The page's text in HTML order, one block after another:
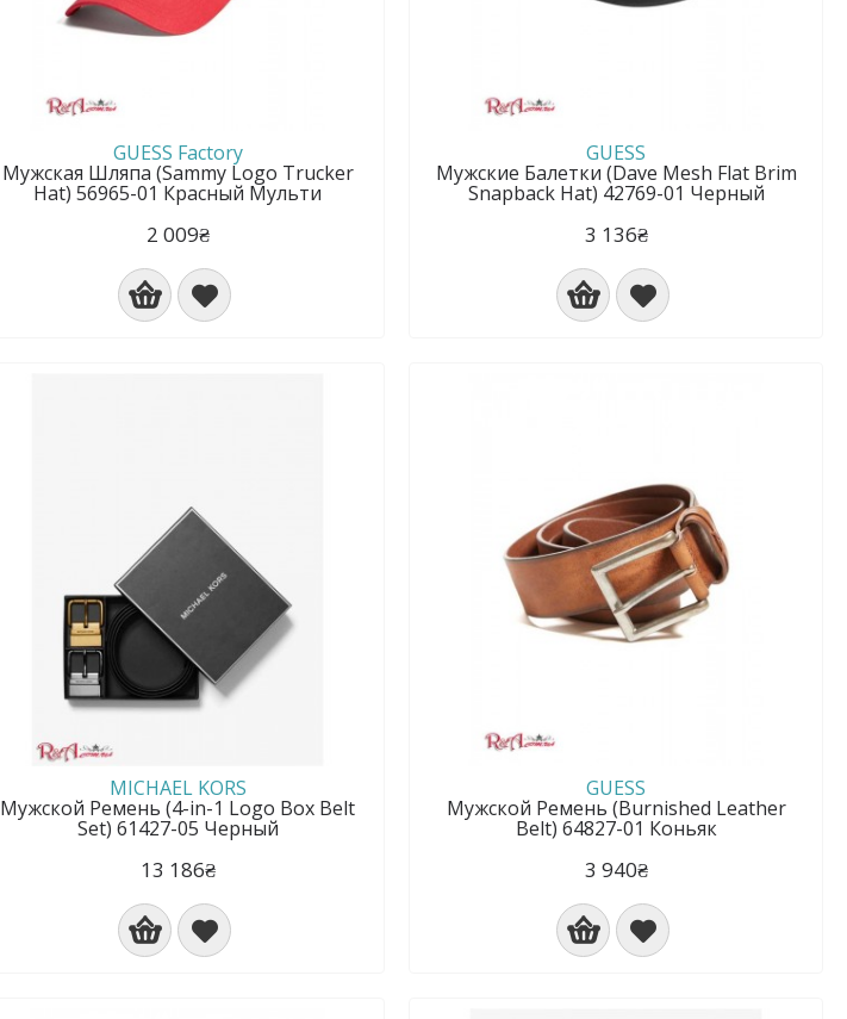
GUESS Factory
Мужская Шляпа (Sammy Logo Trucker
Hat) 56965-01 Красный Мульти
2 009₴
GUESS
Мужские Балетки (Dave Mesh Flat Brim
Snapback Hat) 42769-01 Черный
3 136₴
MICHAEL KORS
Мужской Ремень (4-in-1 Logo Box Belt
Set) 61427-05 Черный
13 186₴
GUESS
Мужской Ремень (Burnished Leather
Belt) 64827-01 Коньяк
3 940₴